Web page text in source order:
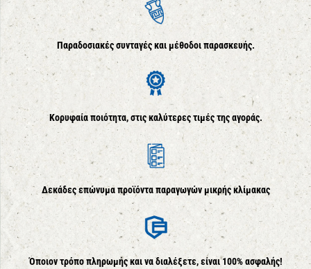
Παραδοσιακές συνταγές και μέθοδοι παρασκευής.
Κορυφαία ποιότητα, στις καλύτερες τιμές της αγοράς.
Δεκάδες επώνυμα προϊόντα παραγωγών μικρής κλίμακας
Όποιον τρόπο πληρωμής και να διαλέξετε, είναι 100% ασφαλής!